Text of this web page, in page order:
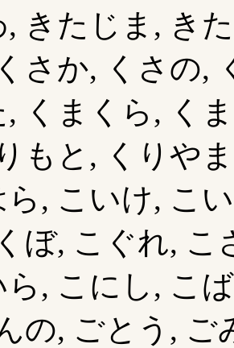
, きたじま, き
さか, くさの,
, くまくら, く
もと, くりや
ら, こいけ, こ
ぼ, こぐれ, こ
ら, こにし, こ
の, ごとう,